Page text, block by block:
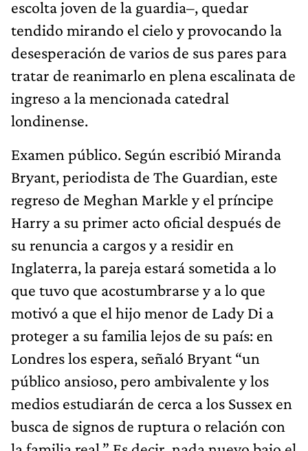
escolta joven de la guardia–, quedar
tendido mirando el cielo y provocando la
desesperación de varios de sus pares para
tratar de reanimarlo en plena escalinata de
ingreso a la mencionada catedral
londinense.
Examen público. Según escribió Miranda
Bryant, periodista de The Guardian, este
regreso de Meghan Markle y el príncipe
Harry a su primer acto oficial después de
su renuncia a cargos y a residir en
Inglaterra, la pareja estará sometida a lo
que tuvo que acostumbrarse y a lo que
motivó a que el hijo menor de Lady Di a
proteger a su familia lejos de su país: en
Londres los espera, señaló Bryant “un
público ansioso, pero ambivalente y los
medios estudiarán de cerca a los Sussex en
busca de signos de ruptura o relación con